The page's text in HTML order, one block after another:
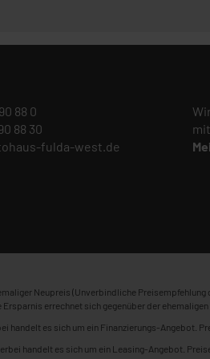
88 0
88 30
fulda-west.de
Neupreis (Unverbindliche Preisempfehlung
errechnet sich gegenüber der
handelt es sich um ein Finanzierungs-Angebot.
handelt es sich um ein Leasing-Angebot.